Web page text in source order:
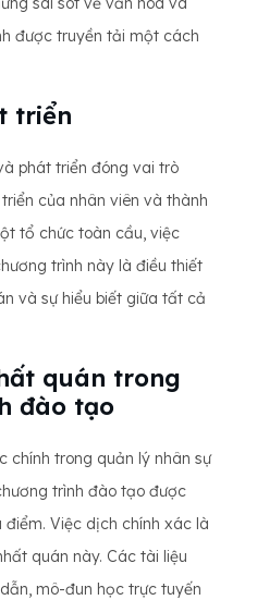
được truyền tải một cách
triển
phát triển đóng vai trò
của nhân viên và thành
tổ chức toàn cầu, việc
trình này là điều thiết
và sự hiểu biết giữa tất cả
quán trong
đào tạo
chính trong quản lý nhân sự
trình đào tạo được
Việc dịch chính xác là
quán này. Các tài liệu
mô-đun học trực tuyến